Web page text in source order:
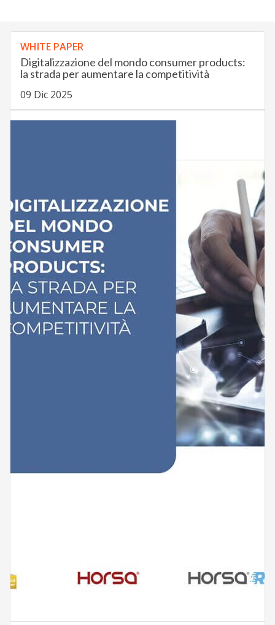
WHITE PAPER
Digitalizzazione del mondo consumer products:
la strada per aumentare la competitività
09 Dic 2025